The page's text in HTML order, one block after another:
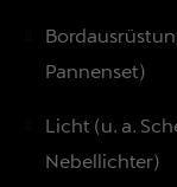
Pannenset)
Licht (u. a.
Nebellichter)